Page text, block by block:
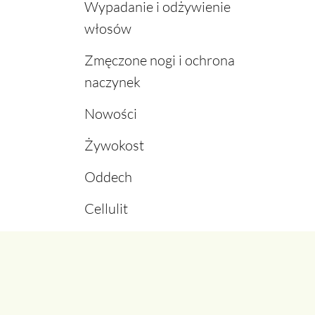
Wypadanie i odżywienie
włosów
Zmęczone nogi i ochrona
naczynek
Nowości
Żywokost
Oddech
Cellulit